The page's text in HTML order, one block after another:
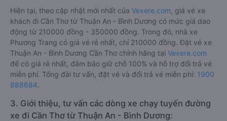
Hiện tại, theo cập nhật mới nhất của Vexere.com , giá vé xe
khách đi Cần Thơ từ Thuận An - Bình Dương có mức giá dao
động từ 210000 đồng - 350000 đồng. Trong đó, nhà xe
Phương Trang có giá vé rẻ nhất, chỉ 210000 đồng. Đặt vé xe
Thuận An - Bình Dương Cần Thơ chính hãng tại Vexere.com
để có giá rẻ nhất, đảm bảo giữ chỗ 100% và hỗ trợ đổi trả vé
miễn phí. Tổng đài tư vấn, đặt vé và đổi trả vé miễn phí: 1900
888684.
3. Giới thiệu, tư vấn các dòng xe chạy tuyến đường
xe đi Cần Thơ từ Thuận An - Bình Dương: